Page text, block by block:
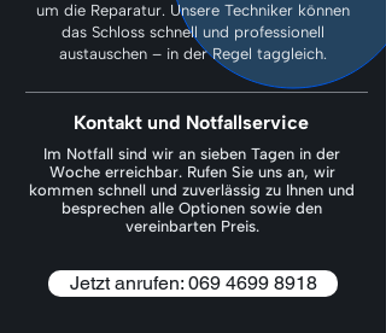
um die Reparatur. Unsere Techniker können
das Schloss schnell und professionell
austauschen – in der Regel taggleich.
Kontakt und Notfallservice
Im Notfall sind wir an sieben Tagen in der
Woche erreichbar. Rufen Sie uns an, wir
kommen schnell und zuverlässig zu Ihnen und
besprechen alle Optionen sowie den
vereinbarten Preis.
Jetzt anrufen: 069 4699 8918